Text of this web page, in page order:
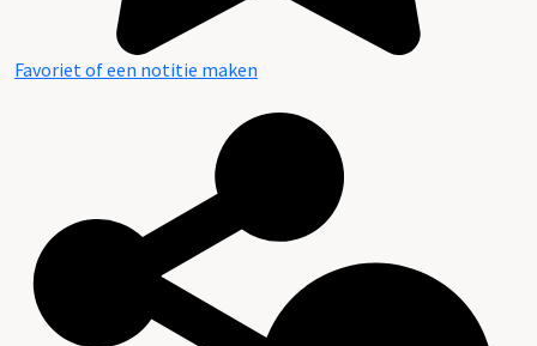
Favoriet of een notitie maken